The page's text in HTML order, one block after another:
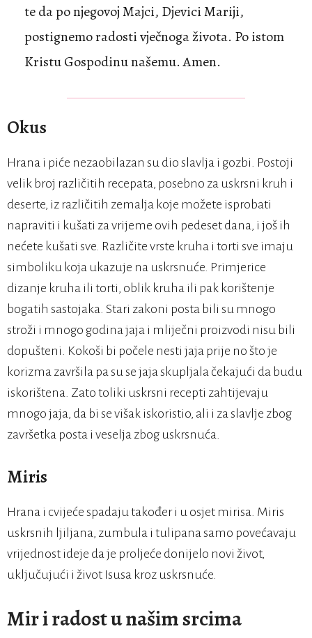
te da po njegovoj Majci, Djevici Mariji,
postignemo radosti vječnoga života. Po istom
Kristu Gospodinu našemu. Amen.
Okus
Hrana i piće nezaobilazan su dio slavlja i gozbi. Postoji
velik broj različitih recepata, posebno za uskrsni kruh i
deserte, iz različitih zemalja koje možete isprobati
napraviti i kušati za vrijeme ovih pedeset dana, i još ih
nećete kušati sve. Različite vrste kruha i torti sve imaju
simboliku koja ukazuje na uskrsnuće. Primjerice
dizanje kruha ili torti, oblik kruha ili pak korištenje
bogatih sastojaka. Stari zakoni posta bili su mnogo
stroži i mnogo godina jaja i mliječni proizvodi nisu bili
dopušteni. Kokoši bi počele nesti jaja prije no što je
korizma završila pa su se jaja skupljala čekajući da budu
iskorištena. Zato toliki uskrsni recepti zahtijevaju
mnogo jaja, da bi se višak iskoristio, ali i za slavlje zbog
završetka posta i veselja zbog uskrsnuća.
Miris
Hrana i cvijeće spadaju također i u osjet mirisa. Miris
uskrsnih ljiljana, zumbula i tulipana samo povećavaju
vrijednost ideje da je proljeće donijelo novi život,
uključujući i život Isusa kroz uskrsnuće.
Mir i radost u našim srcima